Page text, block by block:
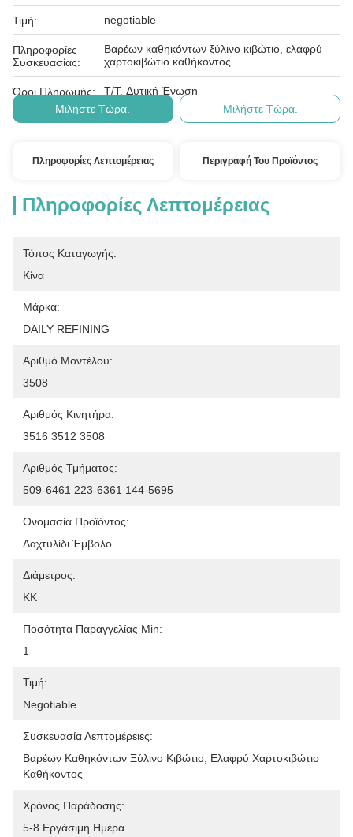
Τιμή: negotiable
Πληροφορίες
Συσκευασίας:
Βαρέων καθηκόντων ξύλινο κιβώτιο, ελαφρύ
χαρτοκιβώτιο καθήκοντος
Όροι Πληρωμής:
T/T, Δυτική Ένωση
Μιλήστε Τώρα.
Μιλήστε Τώρα.
Πληροφορίες Λεπτομέρειας Περιγραφή Του Προϊόντος
Πληροφορίες Λεπτομέρειας
Τόπος Καταγωγής:
Κίνα
Μάρκα:
DAILY REFINING
Αριθμό Μοντέλου:
3508
Αριθμός Κινητήρα:
3516 3512 3508
Αριθμός Τμήματος:
509-6461 223-6361 144-5695
Ονομασία Προϊόντος:
Δαχτυλίδι Έμβολο
Διάμετρος:
ΚΚ
Ποσότητα Παραγγελίας Min:
1
Τιμή:
Negotiable
Συσκευασία Λεπτομέρειες:
Βαρέων Καθηκόντων Ξύλινο Κιβώτιο, Ελαφρύ Χαρτοκιβώτιο
Καθήκοντος
Χρόνος Παράδοσης:
5-8 Εργάσιμη Ημέρα